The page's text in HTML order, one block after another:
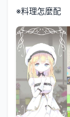
※料理怎麼配